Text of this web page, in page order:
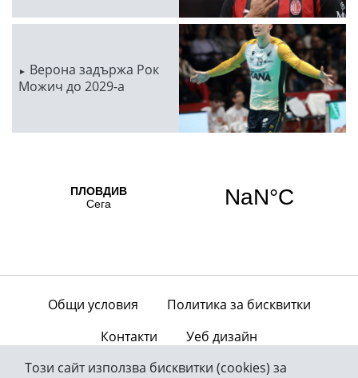
Верона задържа Рок
Можич до 2029-а
Общи условия
Политика за бисквитки
Контакти
Уеб дизайн
Този сайт използва бисквитки (cookies) за